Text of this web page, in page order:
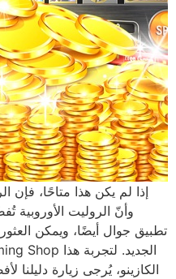
إذا لم يكن هذا متاحًا، فإن
وأنّ الروليت